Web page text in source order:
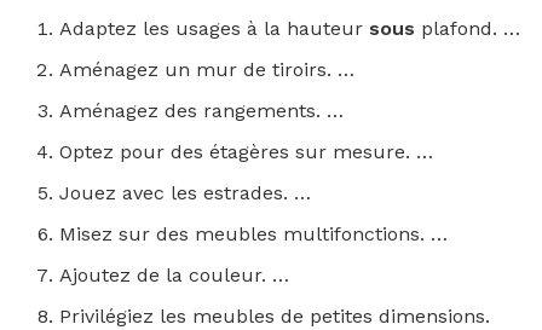
Adaptez les usages à la hauteur sous plafond. …
Aménagez un mur de tiroirs. …
Aménagez des rangements. …
Optez pour des étagères sur mesure. …
Jouez avec les estrades. …
Misez sur des meubles multifonctions. …
Ajoutez de la couleur. …
Privilégiez les meubles de petites dimensions.